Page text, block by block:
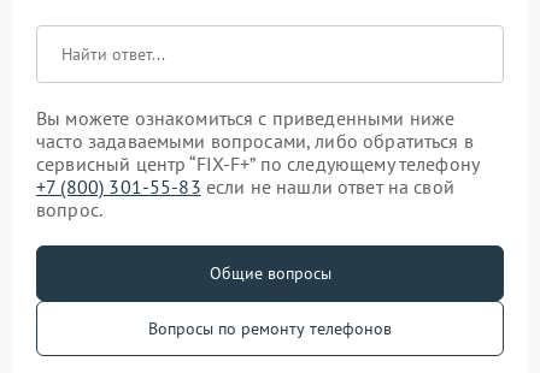
Вы можете ознакомиться с приведенными ниже
часто задаваемыми вопросами, либо обратиться в
сервисный центр “FIX-F+” по следующему телефону
+7 (800) 301-55-83 если не нашли ответ на свой
вопрос.
Общие вопросы
Вопросы по ремонту телефонов